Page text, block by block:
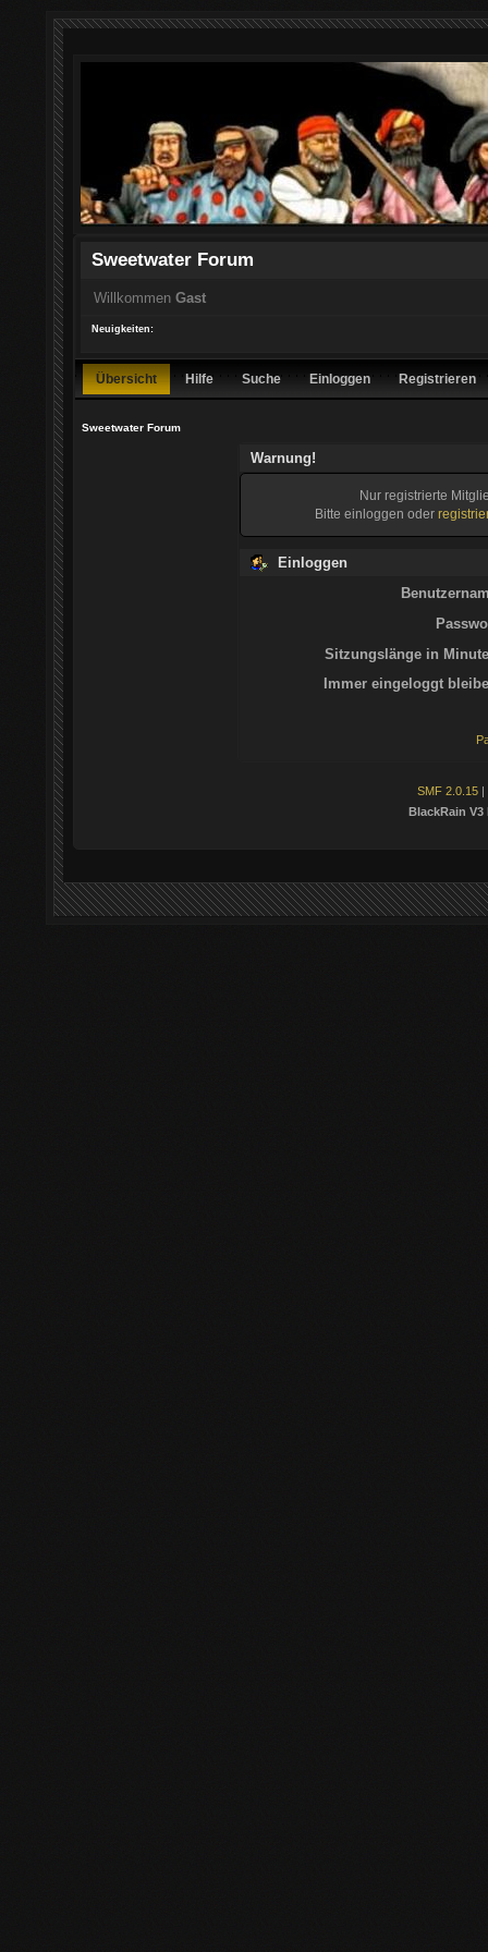
Sweetwater Forum
Willkommen Gast
Neuigkeiten:
Übersicht Hilfe Suche Einloggen Registrieren
Sweetwater Forum
Warnung!
Nur registrierte
Bitte einloggen oder
Einloggen
Sitzungslänge in
Immer eingeloggt
SMF 2.0.15 |
BlackRain V3